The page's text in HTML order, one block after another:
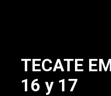
TECATE
16 y 17